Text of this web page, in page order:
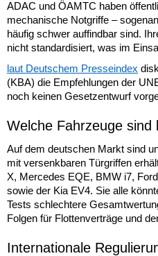
ADAC und ÖAMTC haben
mechanische Notgriffe –
häufig schwer auffindbar sind.
nicht standardisiert, was im
laut Deutschem Presseindex
(KBA) die Empfehlungen der
noch keinen Gesetzentwurf
Welche Fahrzeuge sind
Auf dem deutschen Markt sind
mit versenkbaren Türgriffen
X, Mercedes EQE, BMW i7,
sowie der Kia EV4. Sie alle
Tests schlechtere
Folgen für Flottenverträge und
Internationale